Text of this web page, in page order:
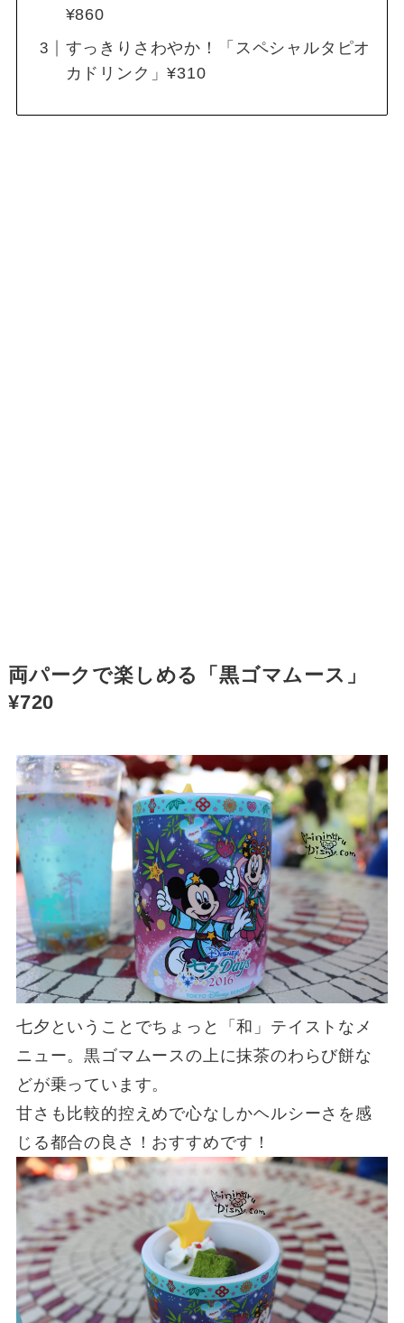
¥860
すっきりさわやか！「スペシャルタピオ
カドリンク」¥310
両パークで楽しめる「黒ゴマムース」
¥720
七夕ということでちょっと「和」テイストなメ
ニュー。黒ゴマムースの上に抹茶のわらび餅な
どが乗っています。
甘さも比較的控えめで心なしかヘルシーさを感
じる都合の良さ！おすすめです！